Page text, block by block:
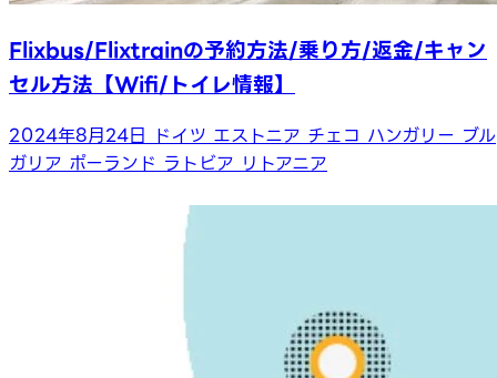
Flixbus/Flixtrainの予約方法/乗り方/返金/キャン
セル方法【Wifi/トイレ情報】
2024年8月24日 ドイツ エストニア チェコ ハンガリー ブル
ガリア ポーランド ラトビア リトアニア